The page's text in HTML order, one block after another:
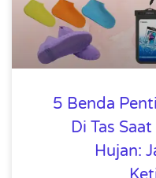
5 Benda
Di Tas
Hujan: